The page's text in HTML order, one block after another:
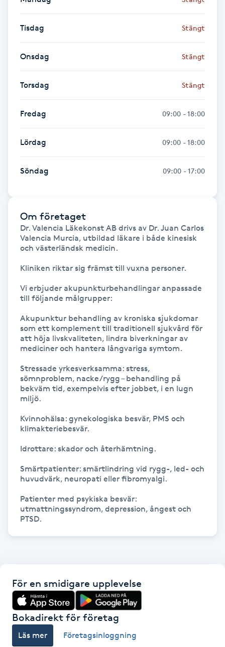
Fibromassage
Fotsvamp
Fransar
Fransborttagning
Fransfärgning
Fransförlängning
Fransförlängning Megavolym
Fransförlängning Volym
Frekvensterapi
Frisör
Funktionsanalys
Tisdag Stängt
Onsdag Stängt
Torsdag Stängt
Fredag 09:00 - 18:00
Lördag 09:00 - 18:00
Söndag 09:00 - 17:00
Om företaget
Dr. Valencia Läkekonst AB drivs av Dr. Juan Carlos
Valencia Murcia, utbildad läkare i både kinesisk
och västerländsk medicin.
Kliniken riktar sig främst till vuxna personer.
Vi erbjuder akupunkturbehandlingar anpassade
till följande målgrupper:
Akupunktur behandling av kroniska sjukdomar
som ett komplement till traditionell sjukvård för
att höja livskvaliteten, lindra biverkningar av
mediciner och hantera långvariga symtom.
Stressade yrkesverksamma: stress,
sömnproblem, nacke/rygg – behandling på
bekväm tid, exempelvis efter jobbet, i en lugn
miljö.
Kvinnohälsa: gynekologiska besvär, PMS och
klimakteriebesvär.
Idrottare: skador och återhämtning.
Smärtpatienter: smärtlindring vid rygg-, led- och
huvudvärk, neuropati eller fibromyalgi.
Patienter med psykiska besvär:
utmattningssyndrom, depression, ångest och
PTSD.
För en smidigare upplevelse
Bokadirekt för företag
Läs mer Företagsinloggning